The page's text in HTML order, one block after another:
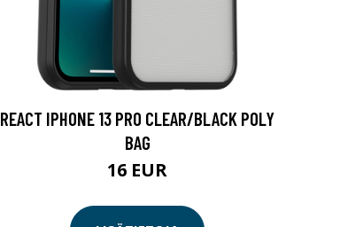
REACT IPHONE 13 PRO CLEAR/BLACK POLY
BAG
16 EUR